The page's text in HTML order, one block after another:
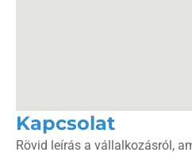
Kapcsolat
Rövid leírás a vállalkozásról,